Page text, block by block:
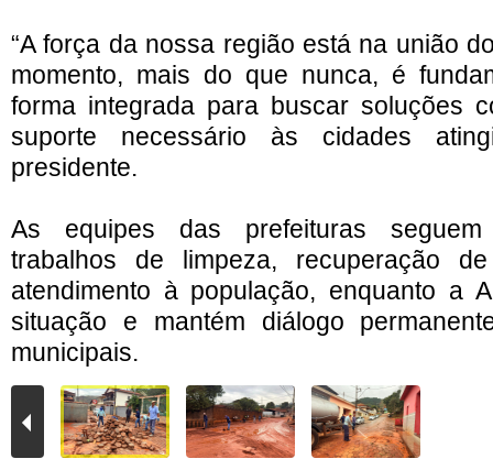
“A força da nossa região está na união
momento, mais do que nunca, é
forma integrada para buscar soluções
suporte necessário às cidades
presidente.
As equipes das prefeituras seguem
trabalhos de limpeza, recuperação
atendimento à população, enquanto a
situação e mantém diálogo
municipais.